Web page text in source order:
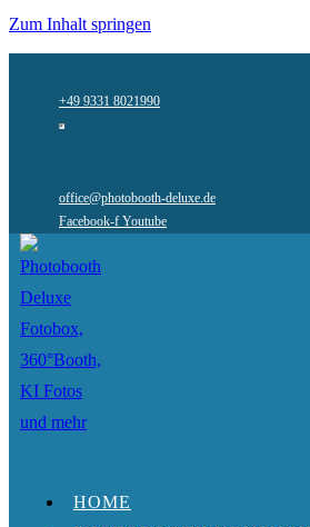
Zum Inhalt springen
+49 9331 8021990
office@photobooth-deluxe.de
Facebook-f Youtube
HOME